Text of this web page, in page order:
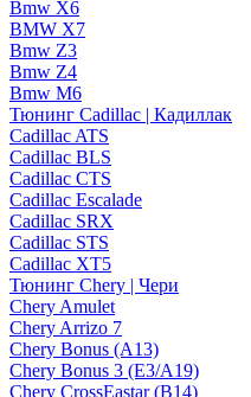
Bmw X6
BMW X7
Bmw Z3
Bmw Z4
Bmw М6
Тюнинг Cadillac | Кадиллак
Cadillac ATS
Cadillac BLS
Cadillac CTS
Cadillac Escalade
Cadillac SRX
Cadillac STS
Cadillac XT5
Тюнинг Chery | Чери
Chery Amulet
Chery Arrizo 7
Chery Bonus (A13)
Chery Bonus 3 (E3/A19)
Chery CrossEastar (B14)